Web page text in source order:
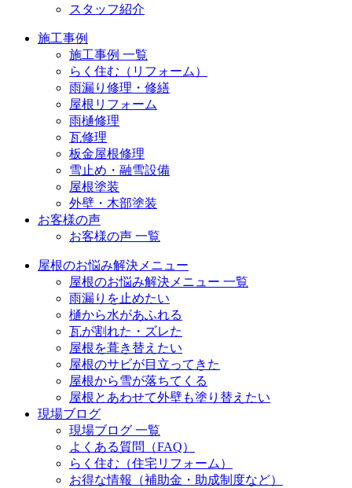
スタッフ紹介
施工事例
施工事例 一覧
らく住む（リフォーム）
雨漏り修理・修繕
屋根リフォーム
雨樋修理
瓦修理
板金屋根修理
雪止め・融雪設備
屋根塗装
外壁・木部塗装
お客様の声
お客様の声 一覧
屋根のお悩み解決メニュー
屋根のお悩み解決メニュー 一覧
雨漏りを止めたい
樋から水があふれる
瓦が割れた・ズレた
屋根を葺き替えたい
屋根のサビが目立ってきた
屋根から雪が落ちてくる
屋根とあわせて外壁も塗り替えたい
現場ブログ
現場ブログ 一覧
よくある質問（FAQ）
らく住む（住宅リフォーム）
お得な情報（補助金・助成制度など）